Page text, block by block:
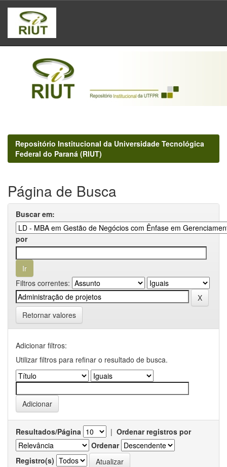
Skip
navigation
Repositório Institucional da Universidade Tecnológica
Federal do Paraná (RIUT)
Página de Busca
Buscar em:
por
Filtros correntes:
Retornar valores
Adicionar filtros:
Utilizar filtros para refinar o resultado de busca.
Resultados/Página | Ordenar registros por
Ordenar
Registro(s)